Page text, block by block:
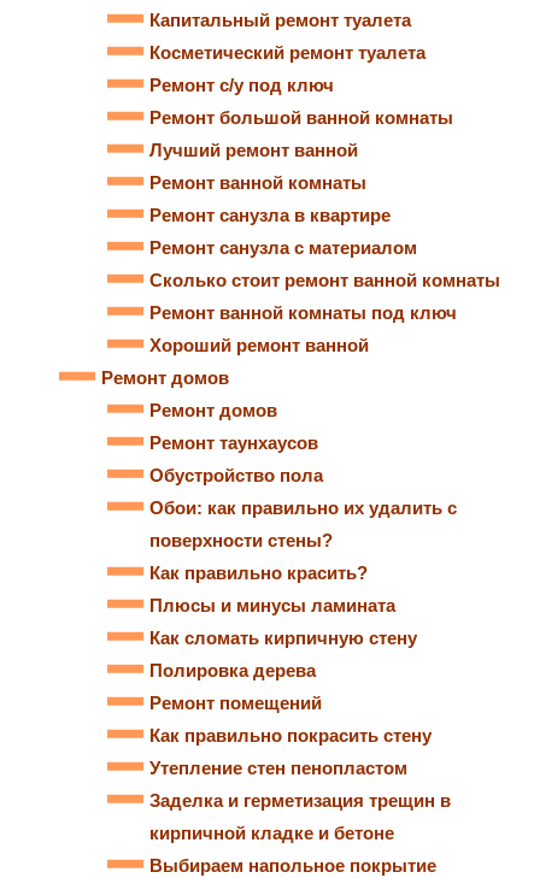
Капитальный ремонт туалета
Косметический ремонт туалета
Ремонт с/у под ключ
Ремонт большой ванной комнаты
Лучший ремонт ванной
Ремонт ванной комнаты
Ремонт санузла в квартире
Ремонт санузла с материалом
Сколько стоит ремонт ванной комнаты
Ремонт ванной комнаты под ключ
Хороший ремонт ванной
Ремонт домов
Ремонт домов
Ремонт таунхаусов
Обустройство пола
Обои: как правильно их удалить с
поверхности стены?
Как правильно красить?
Плюсы и минусы ламината
Как сломать кирпичную стену
Полировка дерева
Ремонт помещений
Как правильно покрасить стену
Утепление стен пенопластом
Заделка и герметизация трещин в
кирпичной кладке и бетоне
Выбираем напольное покрытие